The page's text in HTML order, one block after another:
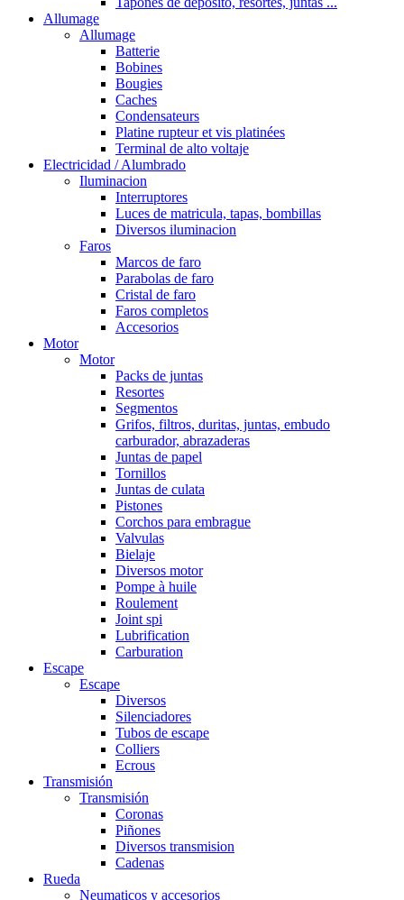
Allumage
Allumage
Batterie
Bobines
Bougies
Caches
Condensateurs
Platine rupteur et vis platinées
Terminal de alto voltaje
Electricidad / Alumbrado
Iluminacion
Interruptores
Luces de matricula, tapas, bombillas
Diversos iluminacion
Faros
Marcos de faro
Parabolas de faro
Cristal de faro
Faros completos
Accesorios
Motor
Motor
Packs de juntas
Resortes
Segmentos
Grifos, filtros, duritas, juntas, embudo
carburador, abrazaderas
Juntas de papel
Tornillos
Juntas de culata
Pistones
Corchos para embrague
Valvulas
Bielaje
Diversos motor
Pompe à huile
Roulement
Joint spi
Lubrification
Carburation
Escape
Escape
Diversos
Silenciadores
Tubos de escape
Colliers
Ecrous
Transmisión
Transmisión
Coronas
Piñones
Diversos transmision
Cadenas
Rueda
Neumaticos y accesorios